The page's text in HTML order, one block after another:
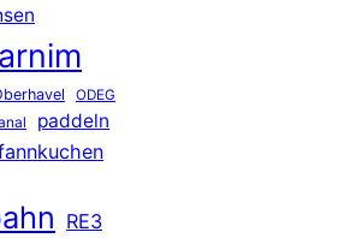
ODEG
paddeln
RE3